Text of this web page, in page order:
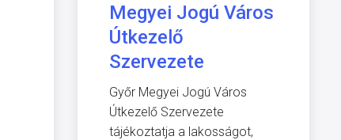
Megyei Jogú Város
Útkezelő
Szervezete
Győr Megyei Jogú Város
Útkezelő Szervezete
tájékoztatja a lakosságot,